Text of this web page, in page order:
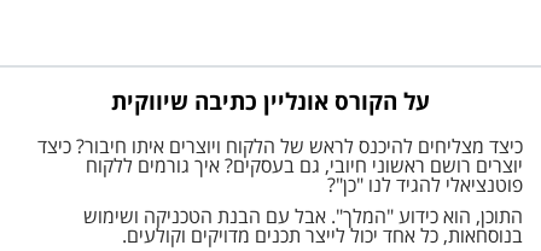
על הקורס אונליין כתיבה שיווקית
כיצד מצליחים להיכנס לראש של הלקוח ויוצרים איתו חיבור? כיצד
יוצרים רושם ראשוני חיובי, גם בעסקים? איך גורמים ללקוח
פוטנציאלי להגיד לנו "כן"?
התוכן, הוא כידוע "המלך". אבל עם הבנת הטכניקה ושימוש
בנוסחאות, כל אחד יכול לייצר תכנים מדויקים וקולעים.